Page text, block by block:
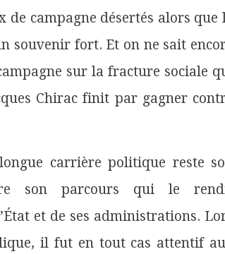
de campagne désertés alors que
souvenir fort. Et on ne sait
sur la fracture sociale
Chirac finit par gagner
carrière politique reste
son parcours qui le
et de ses administrations.
il fut en tout cas attentif